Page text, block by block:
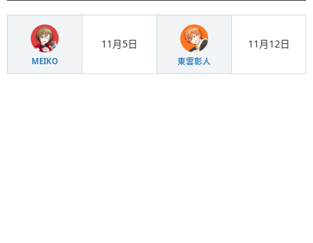
MEIKO
11月5日
東雲彰人
11月12日